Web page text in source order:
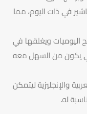
في ذات اليوم، مما
اليوميات ويغلقها في
يكون من السهل معه
والإنجليزية ليتمكن
له.